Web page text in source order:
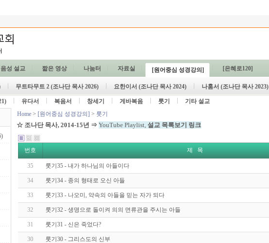
음성 설교 짧은 영상 나눔터 자료실 [원어중심 성경강의] [은혜로120]
무트타무트 2 (조나단 목사 2026) 요한이서 (조나단 목사 2024) 나훔서 (조나단 목사 2023)
유다서 복음서 창세기 게바복음 룻기 기타 설교
Home > [원어중심 성경강의] > 룻기
☆ 조나단 목사, 2014-15년 ⇒ YouTube Playlist, 설교 목록보기 링크
번호
제 목
35 룻기35 - 내가 하나님의 아들이다
34 룻기34 - 종의 형태로 오신 아들
33 룻기33 - 나오미, 약속의 아들을 믿는 자가 되다
32 룻기32 - 생명으로 돌이켜 의의 면류관을 주시는 아들
31 룻기31 - 신은 죽었다?
30 룻기30 - 그리스도의 신부